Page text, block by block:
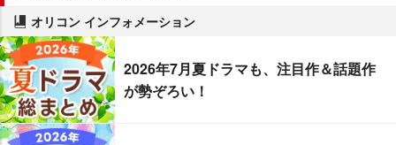
オリコン インフォメーション
2026年7月夏ドラマも、注目作＆話題作
が勢ぞろい！